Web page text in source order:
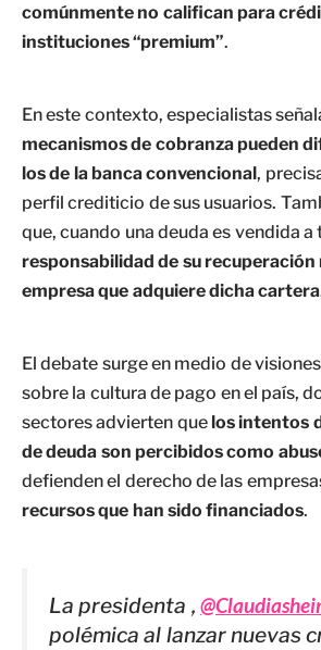
comúnmente no califican para
instituciones “premium”.
En este contexto, especialistas
mecanismos de cobranza pueden
los de la banca convencional,
perfil crediticio de sus usuarios.
que, cuando una deuda es vendida
responsabilidad de su recuperación
empresa que adquiere dicha cartera
El debate surge en medio de
sobre la cultura de pago en el país,
sectores advierten quelos intentos
de deuda son percibidos como
defienden el derecho de las
recursos que han sido financiados.
La presidenta ,
polémica al lanzar nuevas